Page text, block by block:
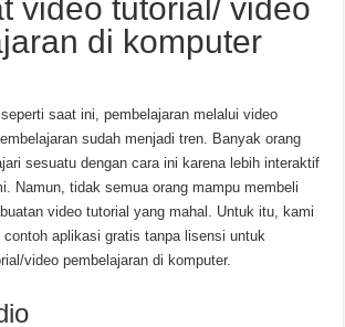
video tutorial/ video
di komputer
saat ini, pembelajaran melalui video
sudah menjadi tren. Banyak orang
sesuatu dengan cara ini karena lebih interaktif
Namun, tidak semua orang mampu membeli
video tutorial yang mahal. Untuk itu, kami
contoh aplikasi gratis tanpa lisensi untuk
video pembelajaran di komputer.